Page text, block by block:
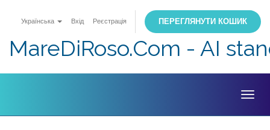
Українська Вхід Реєстрація ПЕРЕГЛЯНУТИ КОШИК
MareDiRoso.Com - AI